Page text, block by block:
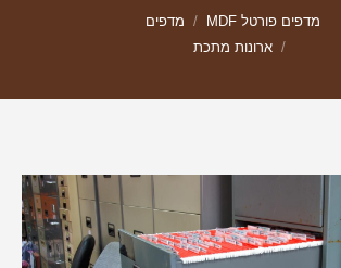
מדפים פורטל MDF
מדפים
ארונות מתכת